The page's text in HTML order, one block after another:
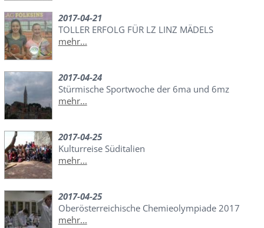
2017-04-21
TOLLER ERFOLG FÜR LZ LINZ MÄDELS
mehr...
2017-04-24
Stürmische Sportwoche der 6ma und 6mz
mehr...
2017-04-25
Kulturreise Süditalien
mehr...
2017-04-25
Oberösterreichische Chemieolympiade 2017
mehr...